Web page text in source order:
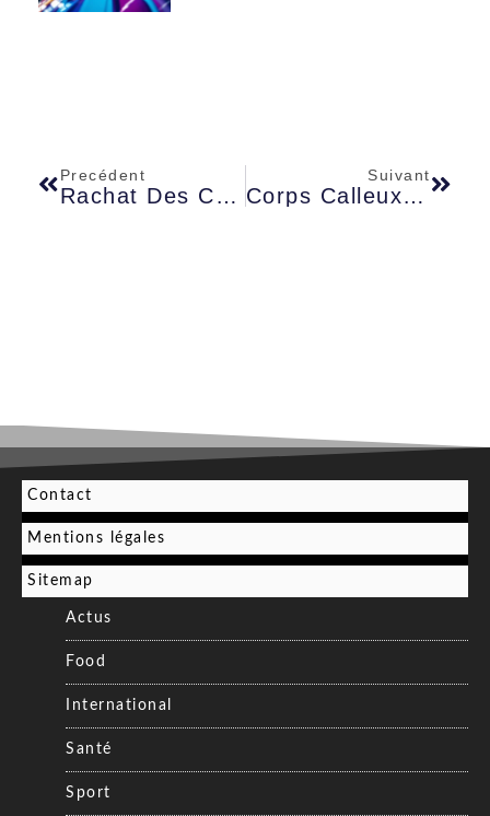
Precédent
Rachat Des Crédits Immobiliers : Les Étapes À Suivre Pour Réussir L’opération
Suivant
Corps Calleux : Les Fonctions Et Pathologies À Connaître Absolument
Contact
Mentions légales
Sitemap
Actus
Food
International
Santé
Sport